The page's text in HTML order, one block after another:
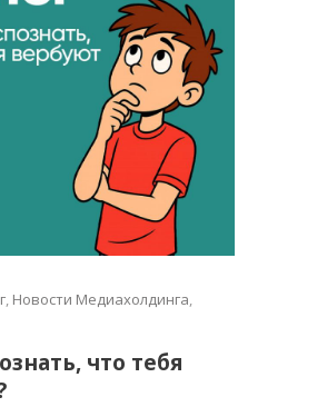
, Новости Медиахолдинга,
что тебя